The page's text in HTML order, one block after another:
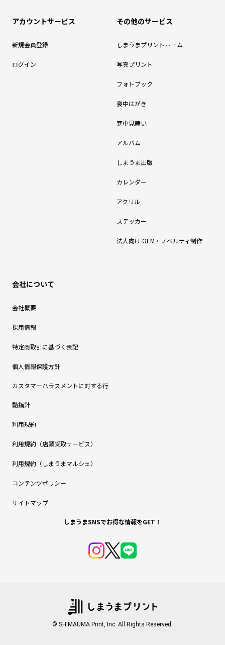
アカウントサービス
新規会員登録
ログイン
その他のサービス
しまうまプリントホーム
写真プリント
フォトブック
喪中はがき
寒中見舞い
アルバム
しまうま出版
カレンダー
アクリル
ステッカー
法人向け OEM・ノベルティ制作
会社について
会社概要
採用情報
特定商取引に基づく表記
個人情報保護方針
カスタマーハラスメントに対する行
動指針
利用規約
利用規約（店頭受取サービス）
利用規約（しまうまマルシェ）
コンテンツポリシー
サイトマップ
しまうまSNSでお得な情報をGET！
© SHIMAUMA Print, Inc. All Rights Reserved.